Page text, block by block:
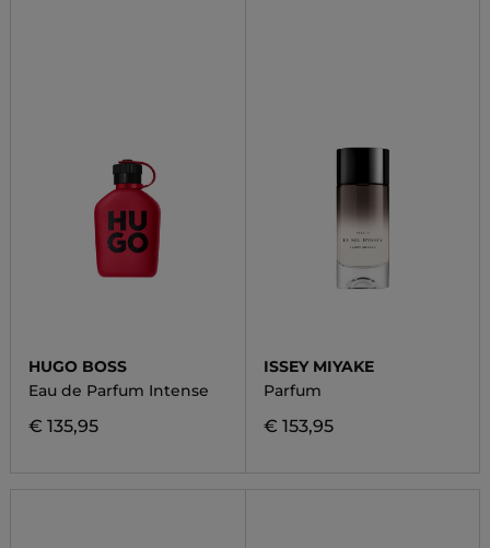
HUGO BOSS
Eau de Parfum Intense
€ 135,95
ISSEY MIYAKE
Parfum
€ 153,95